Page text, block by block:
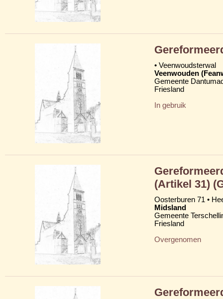
• Veenwoudsterwal
Veenwouden
Gemeente
Friesland
In gebruik
(Artikel 31)
Oosterburen 71 •
Midsland
Gemeente
Friesland
Overgenomen